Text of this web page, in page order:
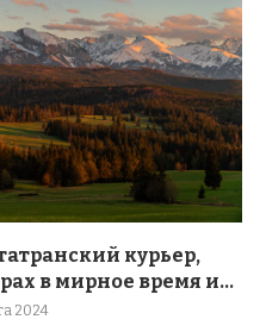
курьер,
в мирное время и...
2024